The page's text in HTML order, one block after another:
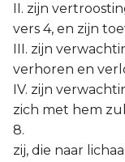
2 Petrus
1 Johannes
2 Johannes
3 Johannes
II. zijn
vers 4, en zijn
III. zijn
verhoren en
IV. zijn
zich met hem
8.
zij, die naar